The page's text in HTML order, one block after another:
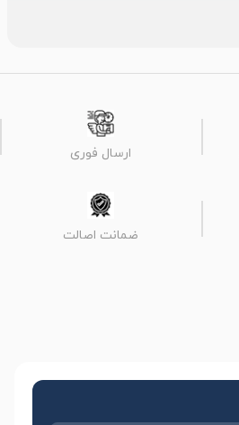
ارسال فوری
ضمانت اصالت